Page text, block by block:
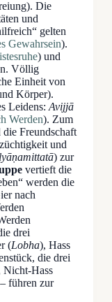
Die
und
gelten
Gewahrsein).
) und
Völlig
Einheit von
Körper).
Leidens: Avijjā
Werden). Zum
Freundschaft
und
) zur
vertieft die
werden die
nach
drei
(Lobha), Hass
die drei
Nicht-Hass
führen zur